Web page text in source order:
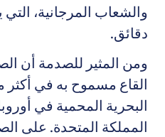
والشعاب المرجانية،
دقائق.
ومن المثير للصدمة أن
البحرية المحمية في أوروبا
المملكة المتحدة. على